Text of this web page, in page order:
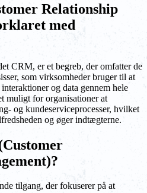
Relationship
med
CRM, er et begreb, der omfatter de
som virksomheder bruger til at
og data gennem hele
muligt for organisationer at
og kundeserviceprocesser, hvilket
og øger indtægterne.
tilgang, der fokuserer på at